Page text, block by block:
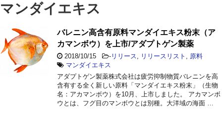
マンダイエキス
バレニン高含有原料マンダイエキス粉末（ア
カマンボウ）を上市/アダプトゲン製薬
2018/10/15 - リリース リリースリスト
原料
マンダイエキス
アダプトゲン製薬株式会社は疲労抑制物質バレニンを高
含有する全く新しい原料「マンダイエキス粉末」（生物
名：アカマンボウ）を10月、上市しました。 アカマンボ
ウとは、フグ目のマンボウとは別種。大洋域の海面 …